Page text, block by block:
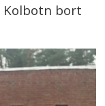
Kolbotn bort